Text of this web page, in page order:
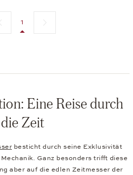
Seite
1
Eine Reise durch
die Zeit
besticht durch seine Exklusivität
Ganz besonders trifft diese
aber auf die edlen Zeitmesser der